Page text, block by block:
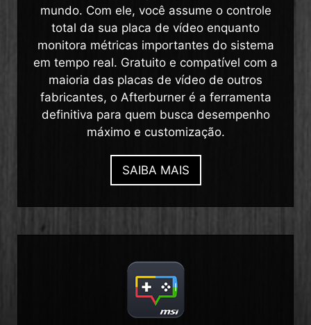
mundo. Com ele, você assume o controle
total da sua placa de vídeo enquanto
monitora métricas importantes do sistema
em tempo real. Gratuito e compatível com a
maioria das placas de vídeo de outros
fabricantes, o Afterburner é a ferramenta
definitiva para quem busca desempenho
máximo e customização.
SAIBA MAIS